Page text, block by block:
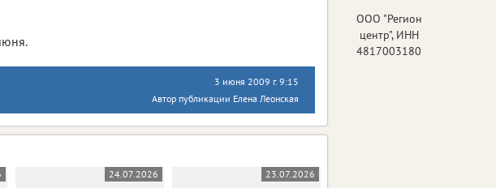
3 июня 2009 г. 9:15
Автор публикации Елена Леонская
24.07.2026 23.07.2026
ООО "Регион
центр", ИНН
4817003180